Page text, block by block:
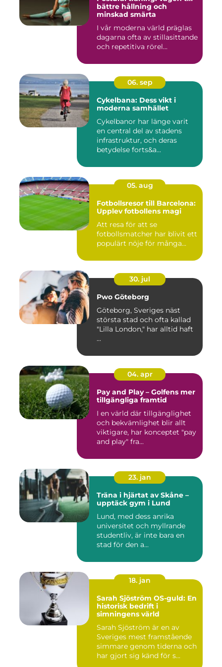
bättre hållning och
minskad smärta
I vår moderna värld präglas
dagarna ofta av stillasittande
och repetitiva rörel...
06. sep
Cykelbana: Dess vikt i
moderna samhället
Cykelbanor har länge varit
en central del av stadens
infrastruktur, och deras
betydelse forts&a...
05. aug
Fotbollsresor till Barcelona:
Upplev fotbollens magi
Att resa för att se
fotbollsmatcher har blivit ett
populärt nöje för många...
30. jul
Pwo Göteborg
Göteborg, Sveriges näst
största stad och ofta kallad
"Lilla London," har alltid haft
...
04. apr
Pay and Play – Golfens mer
tillgängliga framtid
I en värld där tillgänglighet
och bekvämlighet blir allt
viktigare, har konceptet "pay
and play" fra...
23. jan
Träna i hjärtat av Skåne –
upptäck gym i Lund
Lund, med dess anrika
universitet och myllrande
studentliv, är inte bara en
stad för den a...
18. jan
Sarah Sjöström OS-guld: En
historisk bedrift i
simningens värld
Sarah Sjöström är en av
Sveriges mest framstående
simmare genom tiderna och
har gjort sig känd för s...